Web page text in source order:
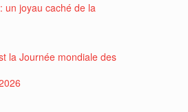
un joyau caché de la
la Journée mondiale des